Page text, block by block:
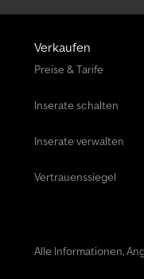
Verkaufen
Preise & Tarife
Inserate schalten
Inserate verwalten
Vertrauenssiegel
Alle Informationen,